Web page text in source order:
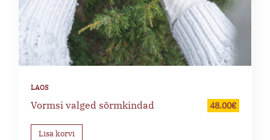
Vormsi valged sõrmkindad 48.00€
Lisa korvi